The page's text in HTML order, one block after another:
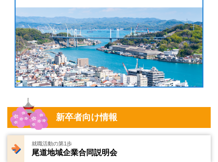
新卒者向け情報
就職活動の第1歩
尾道地域企業合同説明会